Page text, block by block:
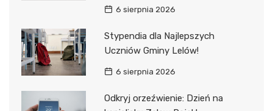
6 sierpnia 2026
Stypendia dla Najlepszych
Uczniów Gminy Lelów!
6 sierpnia 2026
Odkryj orzeźwienie: Dzień na